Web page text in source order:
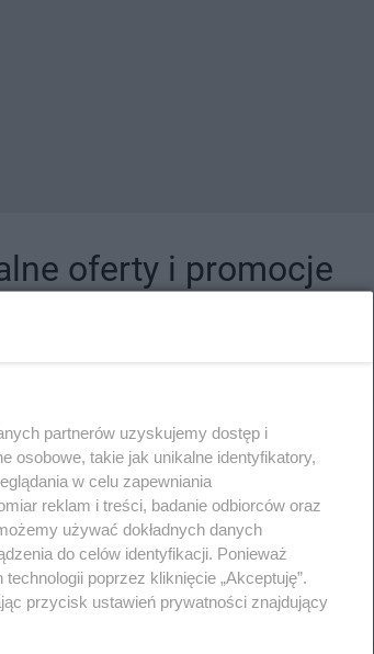
oferty i promocje
znane super- i hipermarkety. Najlepsze promocje i
dino
2 gazetki
Dodaj do ulubionych
partnerów uzyskujemy dostęp i
osobowe, takie jak unikalne identyfikatory,
w celu zapewniania
reklam i treści, badanie odbiorców oraz
używać dokładnych danych
do celów identyfikacji. Ponieważ
poprzez kliknięcie „Akceptuję”.
przycisk ustawień prywatności znajdujący